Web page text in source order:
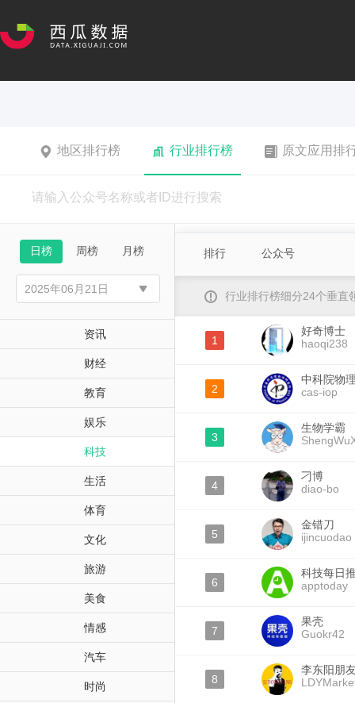
地区排行榜 行业排行榜 原文应用排
日榜 周榜 月榜
资讯
财经
教育
娱乐
科技
生活
体育
文化
旅游
美食
情感
汽车
时尚
排行 公众号
行业排行榜细分24个垂直
1
好奇博士
haoqi238
2
中科院物
cas-iop
3
生物学霸
4
刁博
diao-bo
5
金错刀
ijincuodao
6
科技每日
apptoday
7
果壳
Guokr42
8
李东阳朋